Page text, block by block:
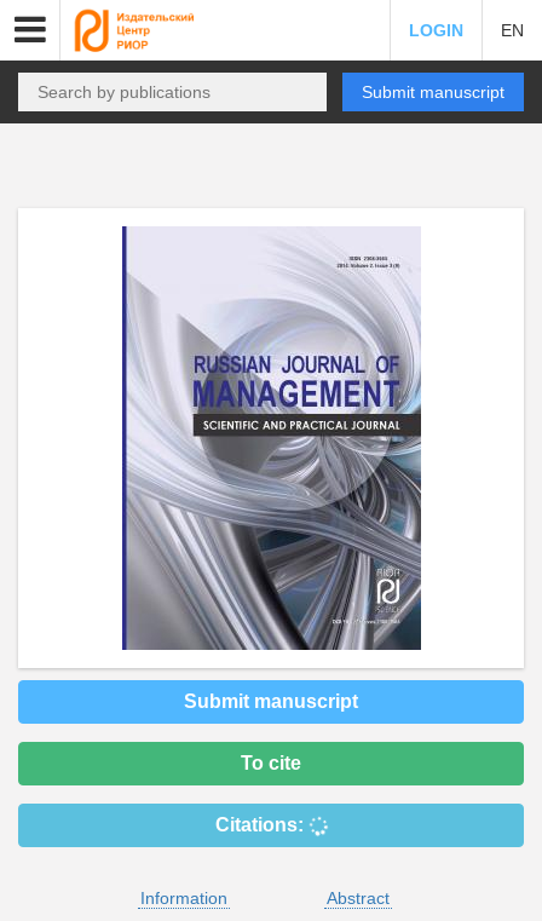
LOGIN EN
Submit manuscript
Submit manuscript
To cite
Citations:
Information
Abstract